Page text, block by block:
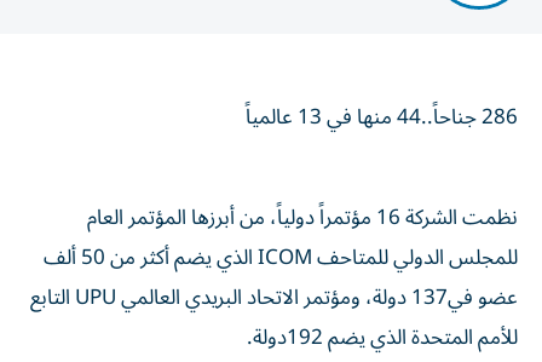
286 جناحاً..44 منها في 13 عالمياً
نظمت الشركة 16 مؤتمراً دولياً، من أبرزها المؤتمر العام
للمجلس الدولي للمتاحف ICOM الذي يضم أكثر من 50 ألف
عضو في137 دولة، ومؤتمر الاتحاد البريدي العالمي UPU التابع
للأمم المتحدة الذي يضم 192دولة.